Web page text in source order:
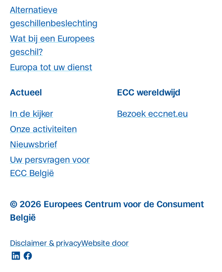
Alternatieve
geschillenbeslechting
Wat bij een Europees
geschil?
Europa tot uw dienst
Actueel
In de kijker
Onze activiteiten
Nieuwsbrief
Uw persvragen voor
ECC België
ECC wereldwijd
Bezoek eccnet.eu
© 2026 Europees Centrum voor de Consument
België
Disclaimer & privacyWebsite door